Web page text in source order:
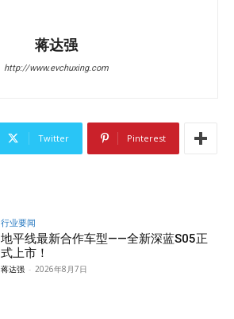
蒋达强
http://www.evchuxing.com
Twitter Pinterest
行业要闻
地平线最新合作车型——全新深蓝S05正
式上市！
蒋达强 - 2026年8月7日